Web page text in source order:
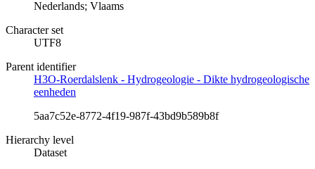
Nederlands; Vlaams
Character set
UTF8
Parent identifier
H3O-Roerdalslenk - Hydrogeologie - Dikte hydrogeologische
eenheden
5aa7c52e-8772-4f19-987f-43bd9b589b8f
Hierarchy level
Dataset